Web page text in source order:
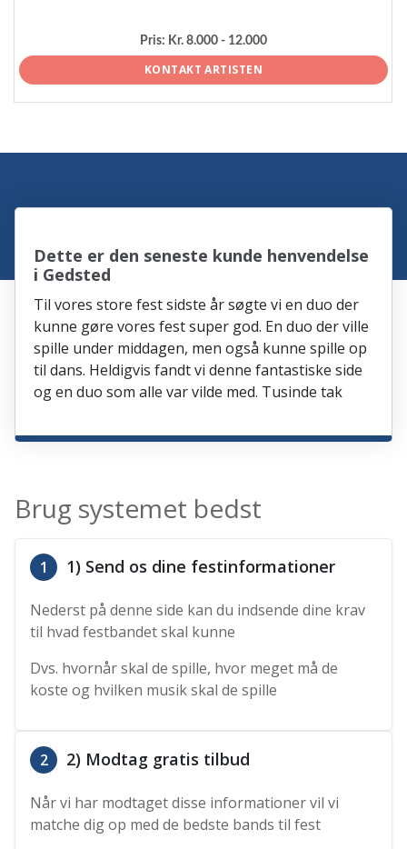
Pris: Kr. 8.000 - 12.000
KONTAKT ARTISTEN
Dette er den seneste kunde henvendelse
i Gedsted
Til vores store fest sidste år søgte vi en duo der
kunne gøre vores fest super god. En duo der ville
spille under middagen, men også kunne spille op
til dans. Heldigvis fandt vi denne fantastiske side
og en duo som alle var vilde med. Tusinde tak
Brug systemet bedst
1 1) Send os dine festinformationer
Nederst på denne side kan du indsende dine krav
til hvad festbandet skal kunne
Dvs. hvornår skal de spille, hvor meget må de
koste og hvilken musik skal de spille
2 2) Modtag gratis tilbud
Når vi har modtaget disse informationer vil vi
matche dig op med de bedste bands til fest